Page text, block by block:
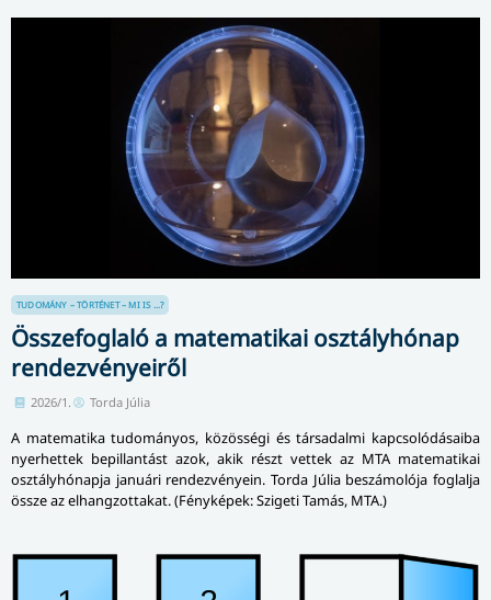
TUDOMÁNY – TÖRTÉNET – MI IS ...?
Összefoglaló a matematikai osztályhónap
rendezvényeiről
2026/1. Torda Júlia
A matematika tudományos, közösségi és társadalmi kapcsolódásaiba
nyerhettek bepillantást azok, akik részt vettek az MTA matematikai
osztályhónapja januári rendezvényein. Torda Júlia beszámolója foglalja
össze az elhangzottakat. (Fényképek: Szigeti Tamás, MTA.)